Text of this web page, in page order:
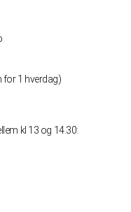
for 1 hverdag)
kl 13 og 14.30: